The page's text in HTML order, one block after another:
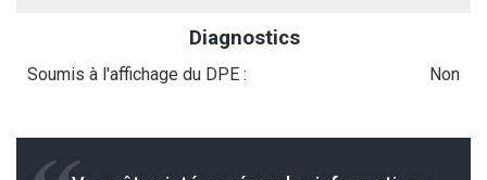
Diagnostics
Soumis à l'affichage du DPE : Non